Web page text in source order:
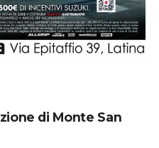
di Monte San